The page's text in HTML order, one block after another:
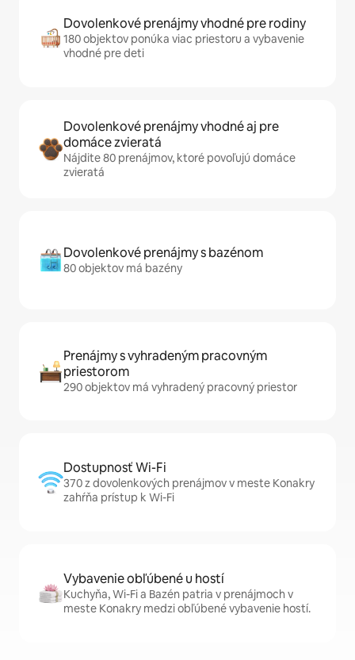
Dovolenkové prenájmy vhodné pre rodiny
180 objektov ponúka viac priestoru a vybavenie
vhodné pre deti
Dovolenkové prenájmy vhodné aj pre
domáce zvieratá
Nájdite 80 prenájmov, ktoré povoľujú domáce
zvieratá
Dovolenkové prenájmy s bazénom
80 objektov má bazény
Prenájmy s vyhradeným pracovným
priestorom
290 objektov má vyhradený pracovný priestor
Dostupnosť Wi-Fi
370 z dovolenkových prenájmov v meste Konakry
zahŕňa prístup k Wi-Fi
Vybavenie obľúbené u hostí
Kuchyňa, Wi-Fi a Bazén patria v prenájmoch v
meste Konakry medzi obľúbené vybavenie hostí.